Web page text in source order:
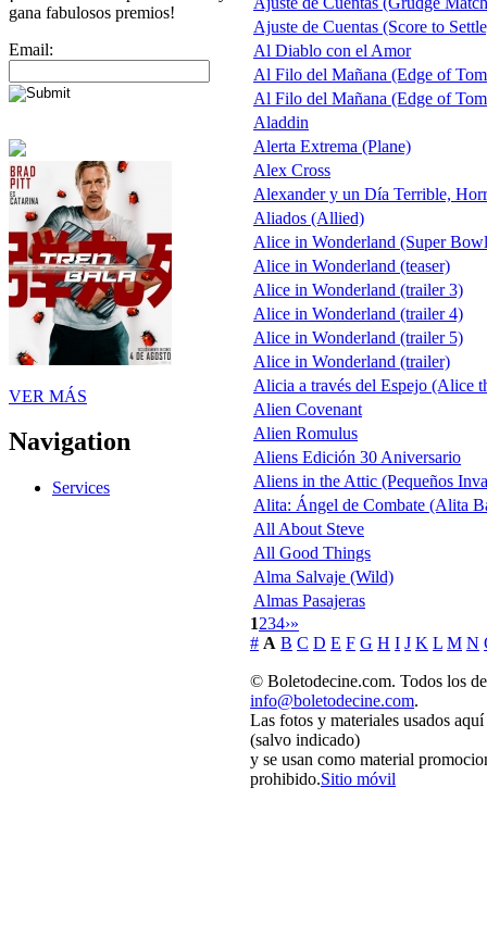
gana fabulosos premios!
Email:
VER MÁS
Navigation
Services
Ajuste de Cuentas (Score to
Al Diablo con el Amor
Al Filo del Mañana (Edge of
Al Filo del Mañana (Edge of
Aladdin
Alerta Extrema (Plane)
Alex Cross
Alexander y un Día Terrible,
Aliados (Allied)
Alice in Wonderland (Super
Alice in Wonderland (teaser)
Alice in Wonderland (trailer 3)
Alice in Wonderland (trailer 4)
Alice in Wonderland (trailer 5)
Alice in Wonderland (trailer)
Alicia a través del Espejo (Alice
Alien Covenant
Alien Romulus
Aliens Edición 30 Aniversario
Aliens in the Attic (Pequeños
Alita: Ángel de Combate (Alita
All About Steve
All Good Things
Alma Salvaje (Wild)
Almas Pasajeras
1234›»
# A B C D E F G H I J K L M N
© Boletodecine.com. Todos los
info@boletodecine.com.
Las fotos y materiales usados
(salvo indicado)
y se usan como material
prohibido.Sitio móvil